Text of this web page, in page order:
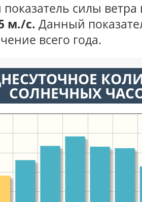
силы ветра
м./с. Данный
всего года.
СОЛНЕЧНЫХ